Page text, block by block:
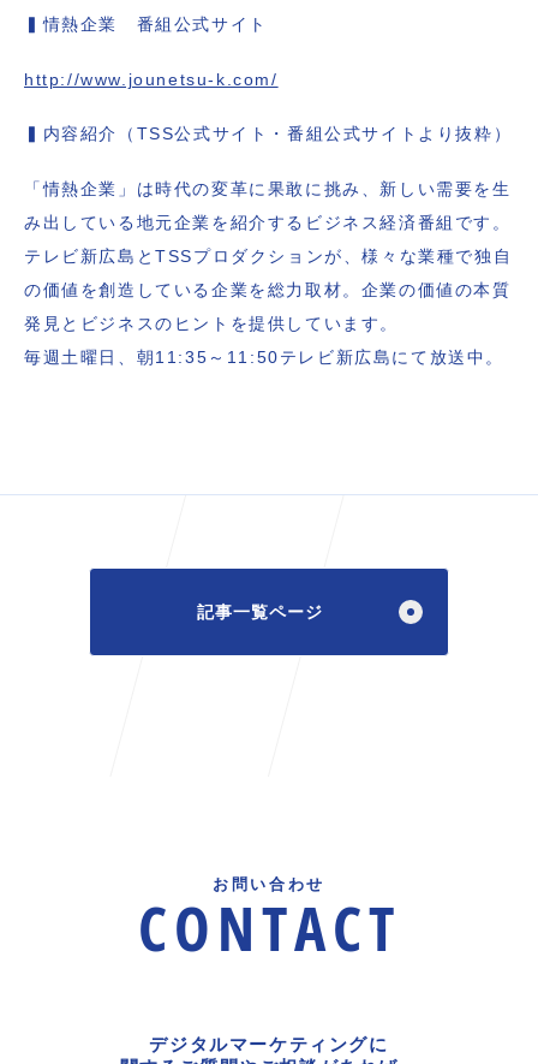
▍情熱企業 番組公式サイト
http://www.jounetsu-k.com/
▍内容紹介（TSS公式サイト・番組公式サイトより抜粋）
「情熱企業」は時代の変革に果敢に挑み、新しい需要を生
み出している地元企業を紹介するビジネス経済番組です。
テレビ新広島とTSSプロダクションが、様々な業種で独自
の価値を創造している企業を総力取材。企業の価値の本質
発見とビジネスのヒントを提供しています。
毎週土曜日、朝11:35～11:50テレビ新広島にて放送中。
記事一覧ページ
お問い合わせ
CONTACT
デジタルマーケティングに